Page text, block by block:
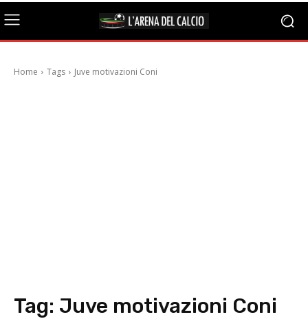
Home Tags Juve motivazioni Coni
Tag: Juve motivazioni Coni